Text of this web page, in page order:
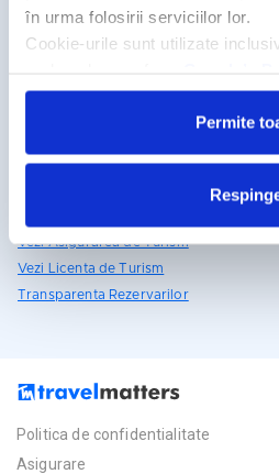
în urma folosirii serviciilor lor.
Cookie-urile sunt utilizate
Permite
rezervari@travelmatters.ro
travelmatters.ro
Licente TravelMatters
Vezi Asigurarea de Turism
Vezi Licenta de Turism
Transparenta Rezervarilor
Politica de confidentialitate
Asigurare